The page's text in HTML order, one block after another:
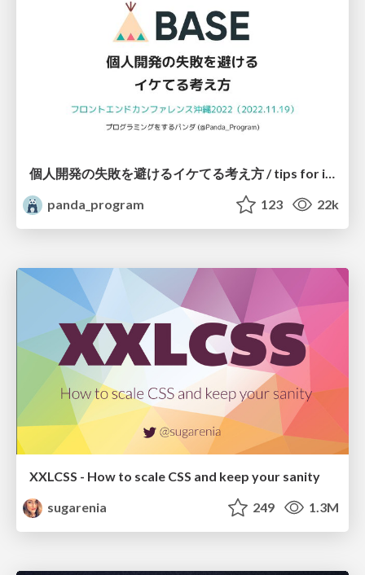
個人開発の失敗を避けるイケてる考え方 / tips for indie hackers
panda_program
123 22k
XXLCSS - How to scale CSS and keep your sanity
sugarenia
249 1.3M